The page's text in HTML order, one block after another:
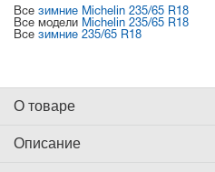
Все зимние Michelin 235/65 R18
Все модели Michelin 235/65 R18
Все зимние 235/65 R18
О товаре
Описание